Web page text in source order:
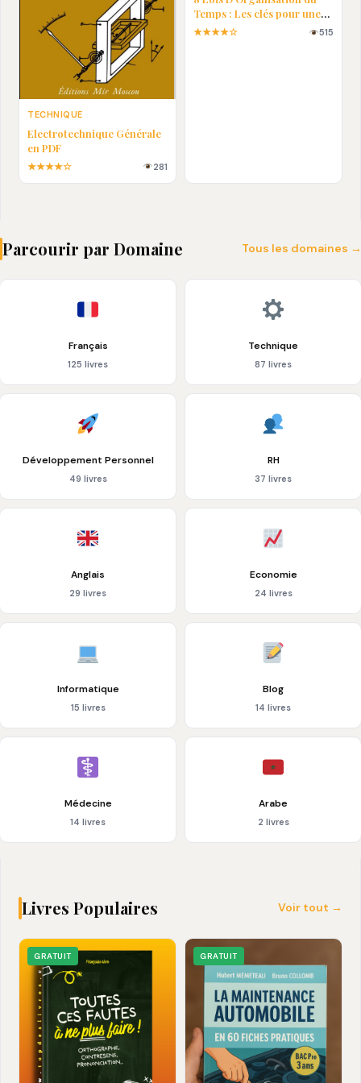
TECHNIQUE
Electrotechnique Générale
en PDF
★★★★☆ 281
Temps : Les clés pour une
vie plus efficace
★★★★☆ 515
Parcourir par Domaine Tous les domaines →
Français
125 livres
Technique
87 livres
Développement Personnel
49 livres
RH
37 livres
Anglais
29 livres
Economie
24 livres
Informatique
15 livres
Blog
14 livres
Médecine
14 livres
Arabe
2 livres
Livres Populaires Voir tout →
GRATUIT GRATUIT